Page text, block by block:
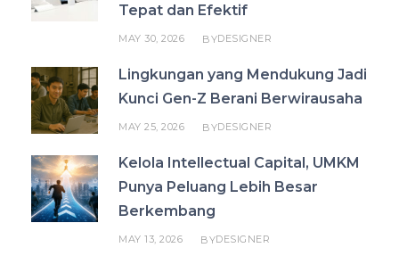
Tepat dan Efektif
MAY 30, 2026 BYDESIGNER
Lingkungan yang Mendukung Jadi
Kunci Gen-Z Berani Berwirausaha
MAY 25, 2026 BYDESIGNER
Kelola Intellectual Capital, UMKM
Punya Peluang Lebih Besar
Berkembang
MAY 13, 2026 BYDESIGNER